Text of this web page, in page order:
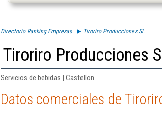
Directorio Ranking Empresas Tiroriro Producciones Sl.
Tiroriro Producciones
Servicios de bebidas | Castellon
Datos comerciales de